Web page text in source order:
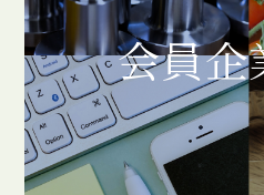
会員企